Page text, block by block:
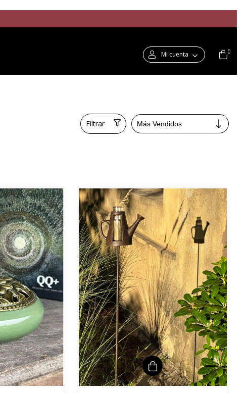
Mi cuenta 0
Filtrar